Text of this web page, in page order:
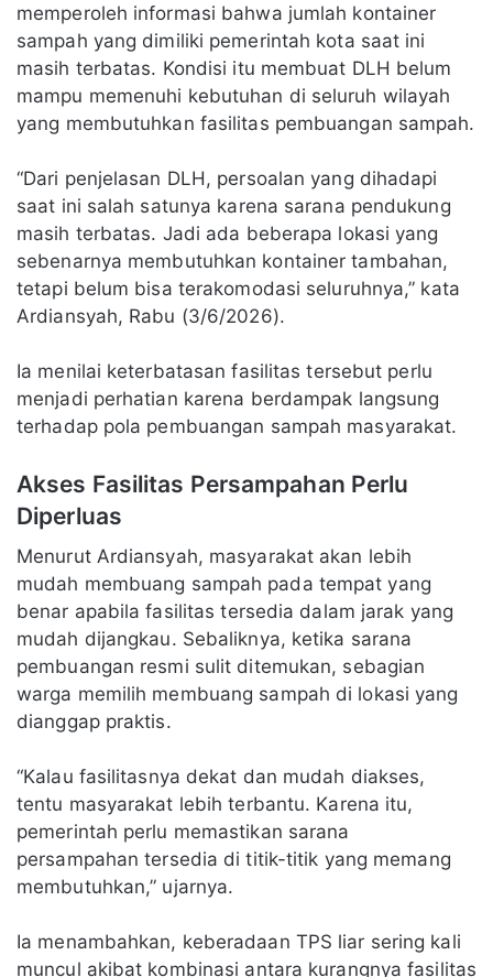
memperoleh informasi bahwa jumlah kontainer
sampah yang dimiliki pemerintah kota saat ini
masih terbatas. Kondisi itu membuat DLH belum
mampu memenuhi kebutuhan di seluruh wilayah
yang membutuhkan fasilitas pembuangan sampah.
“Dari penjelasan DLH, persoalan yang dihadapi
saat ini salah satunya karena sarana pendukung
masih terbatas. Jadi ada beberapa lokasi yang
sebenarnya membutuhkan kontainer tambahan,
tetapi belum bisa terakomodasi seluruhnya,” kata
Ardiansyah, Rabu (3/6/2026).
Ia menilai keterbatasan fasilitas tersebut perlu
menjadi perhatian karena berdampak langsung
terhadap pola pembuangan sampah masyarakat.
Akses Fasilitas Persampahan Perlu
Diperluas
Menurut Ardiansyah, masyarakat akan lebih
mudah membuang sampah pada tempat yang
benar apabila fasilitas tersedia dalam jarak yang
mudah dijangkau. Sebaliknya, ketika sarana
pembuangan resmi sulit ditemukan, sebagian
warga memilih membuang sampah di lokasi yang
dianggap praktis.
“Kalau fasilitasnya dekat dan mudah diakses,
tentu masyarakat lebih terbantu. Karena itu,
pemerintah perlu memastikan sarana
persampahan tersedia di titik-titik yang memang
membutuhkan,” ujarnya.
Ia menambahkan, keberadaan TPS liar sering kali
muncul akibat kombinasi antara kurangnya fasilitas